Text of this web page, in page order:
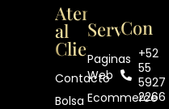
Atención
al
Cliente
Contacto
Bolsa
Servicios
Paginas
Web
Ecommerce
+52
55
5927
2266